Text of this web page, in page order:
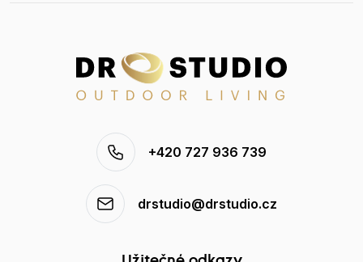
+420 727 936 739
drstudio@drstudio.cz